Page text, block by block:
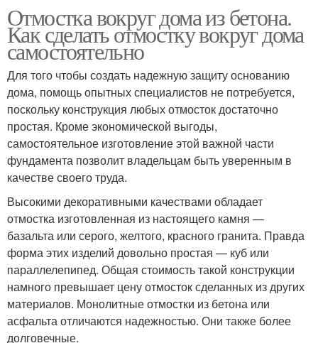
Отмостка вокруг дома из бетона.
Как сделать отмостку вокруг дома
самостоятельно
Для того чтобы создать надежную защиту основанию
дома, помощь опытных специалистов не потребуется,
поскольку конструкция любых отмосток достаточно
простая. Кроме экономической выгоды,
самостоятельное изготовление этой важной части
фундамента позволит владельцам быть уверенным в
качестве своего труда.
Высокими декоративными качествами обладает
отмостка изготовленная из настоящего камня —
базальта или серого, желтого, красного гранита. Правда
форма этих изделий довольно простая — куб или
параллелепипед. Общая стоимость такой конструкции
намного превышает цену отмосток сделанных из других
материалов. Монолитные отмостки из бетона или
асфальта отличаются надежностью. Они также более
долговечные.